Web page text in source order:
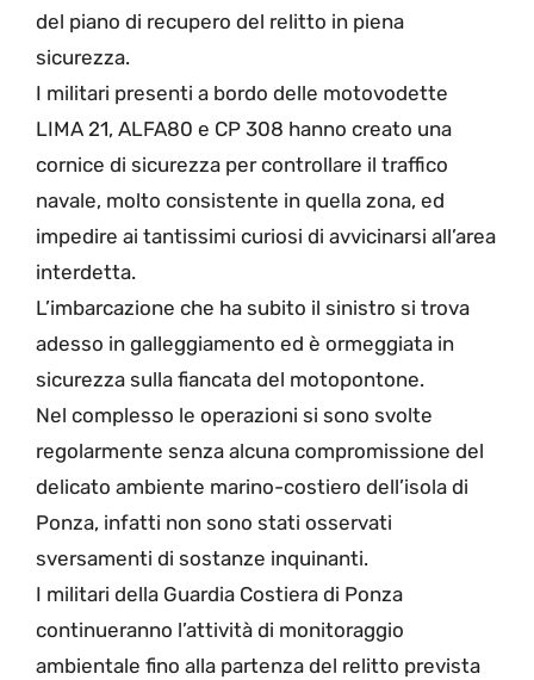
del piano di recupero del relitto in piena
sicurezza.
I militari presenti a bordo delle motovodette
LIMA 21, ALFA80 e CP 308 hanno creato una
cornice di sicurezza per controllare il traffico
navale, molto consistente in quella zona, ed
impedire ai tantissimi curiosi di avvicinarsi all’area
interdetta.
L’imbarcazione che ha subito il sinistro si trova
adesso in galleggiamento ed è ormeggiata in
sicurezza sulla fiancata del motopontone.
Nel complesso le operazioni si sono svolte
regolarmente senza alcuna compromissione del
delicato ambiente marino-costiero dell’isola di
Ponza, infatti non sono stati osservati
sversamenti di sostanze inquinanti.
I militari della Guardia Costiera di Ponza
continueranno l’attività di monitoraggio
ambientale fino alla partenza del relitto prevista